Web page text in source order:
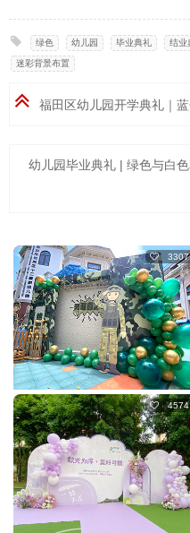
绿色 幼儿园 毕业典礼 结业
迷彩背景布置
福田区幼儿园开学典礼｜
幼儿园毕业典礼 | 绿色与白
3307
4574